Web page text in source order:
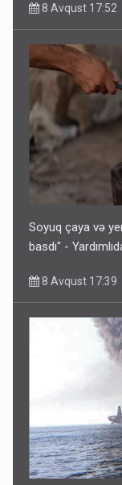
8 Avqust 17:52
Soyuq çaya və
basdı" -
8 Avqust 17:39